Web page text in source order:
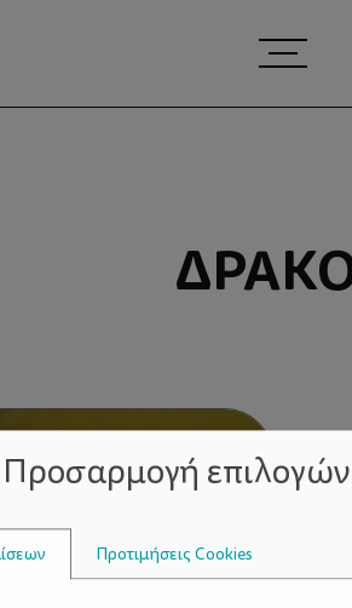
Προσαρμογή
Προτιμήσεις Cookies